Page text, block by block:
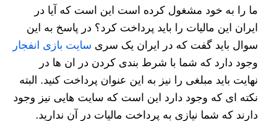
ما را به خود مشغول کرده است این است که آیا در
ایران این مالیات را باید پرداخت کرد؟ در پاسخ به این
سوال باید گفت که در ایران یک سری سایت بازی انفجار
وجود دارد که شما با شرط بندی کردن در ان ها در
نهایت باید مبلغی را نیز به این عنوان پرداخت کنید. البته
نکته ای که وجود دارد این است که سایت هایی نیز وجود
دارند که شما نیازی به پرداخت مالیات در آن ندارید.